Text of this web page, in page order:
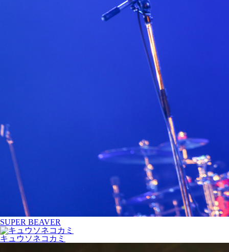
SUPER BEAVER
キュウソネコカミ